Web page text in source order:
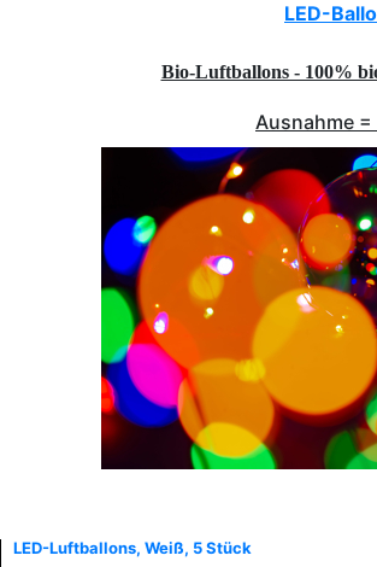
LED-
Bio-Luftballons - 100%
Ausnahme =
LED-Luftballons, Weiß, 5 Stück